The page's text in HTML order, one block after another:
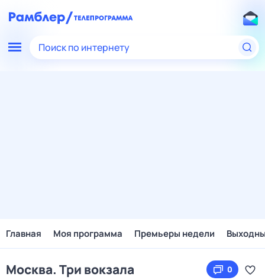
Поиск по интернету
Главная Моя программа Премьеры недели
Москва. Три вокзала 0